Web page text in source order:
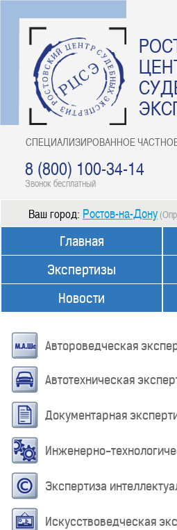
СПЕЦИАЛИЗИРОВАННОЕ
8 (800) 100-34-14
Звонок бесплатный
Ваш город: Ростов-на-Дону
Главная
Экспертизы
Новости
Автороведческая
Автотехническая
Документарная
Инженерно-
Экспертиза
Искусствоведческая